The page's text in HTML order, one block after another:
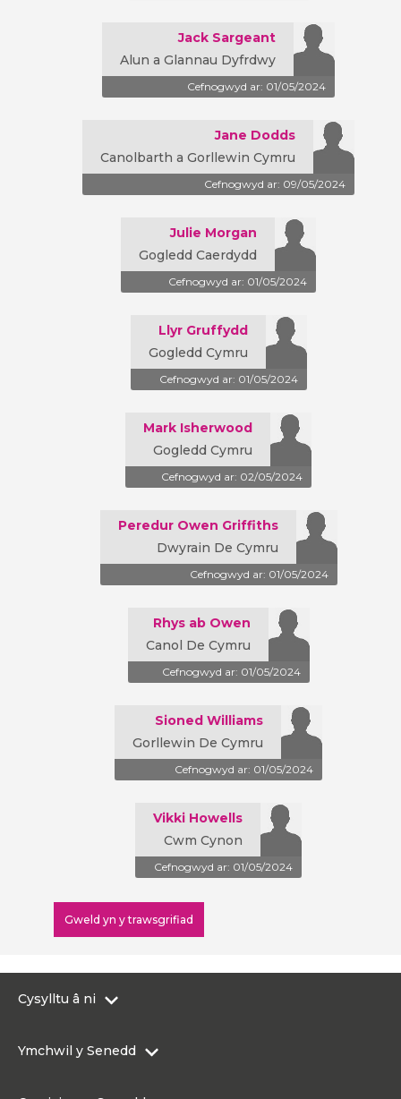
Jack Sargeant
Alun a Glannau Dyfrdwy
Cefnogwyd ar: 01/05/2024
Jane Dodds
Canolbarth a Gorllewin Cymru
Cefnogwyd ar: 09/05/2024
Julie Morgan
Gogledd Caerdydd
Cefnogwyd ar: 01/05/2024
Llyr Gruffydd
Gogledd Cymru
Cefnogwyd ar: 01/05/2024
Mark Isherwood
Gogledd Cymru
Cefnogwyd ar: 02/05/2024
Peredur Owen Griffiths
Dwyrain De Cymru
Cefnogwyd ar: 01/05/2024
Rhys ab Owen
Canol De Cymru
Cefnogwyd ar: 01/05/2024
Sioned Williams
Gorllewin De Cymru
Cefnogwyd ar: 01/05/2024
Vikki Howells
Cwm Cynon
Cefnogwyd ar: 01/05/2024
Gweld yn y trawsgrifiad
Cysylltu â ni
Cysylltu â Senedd Cymru
Ymchwil y Senedd